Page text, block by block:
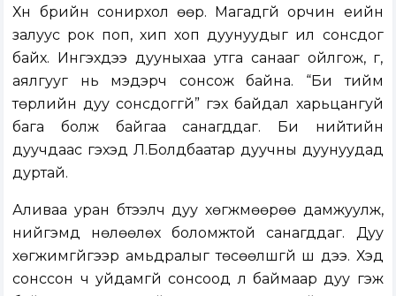
Хүн бүрийн сонирхол өөр. Магадгүй орчин үеийн
залуус рок поп, хип хоп дуунуудыг илүү сонсдог
байх. Ингэхдээ дууныхаа утга санааг ойлгож, үг,
аялгууг нь мэдэрч сонсож байна. “Би тийм
төрлийн дуу сонсдоггүй” гэх байдал харьцангуй
бага болж байгаа санагддаг. Би нийтийн
дуучдаас гэхэд Л.Болдбаатар дуучны дуунуудад
дуртай.
Аливаа уран бүтээлч дуу хөгжмөөрөө дамжуулж,
нийгэмд нөлөөлөх боломжтой санагддаг. Дуу
хөгжимгүйгээр амьдралыг төсөөлшгүй шүү дээ. Хэд
сонссон ч уйдамгүй сонсоод л баймаар дуу гэж